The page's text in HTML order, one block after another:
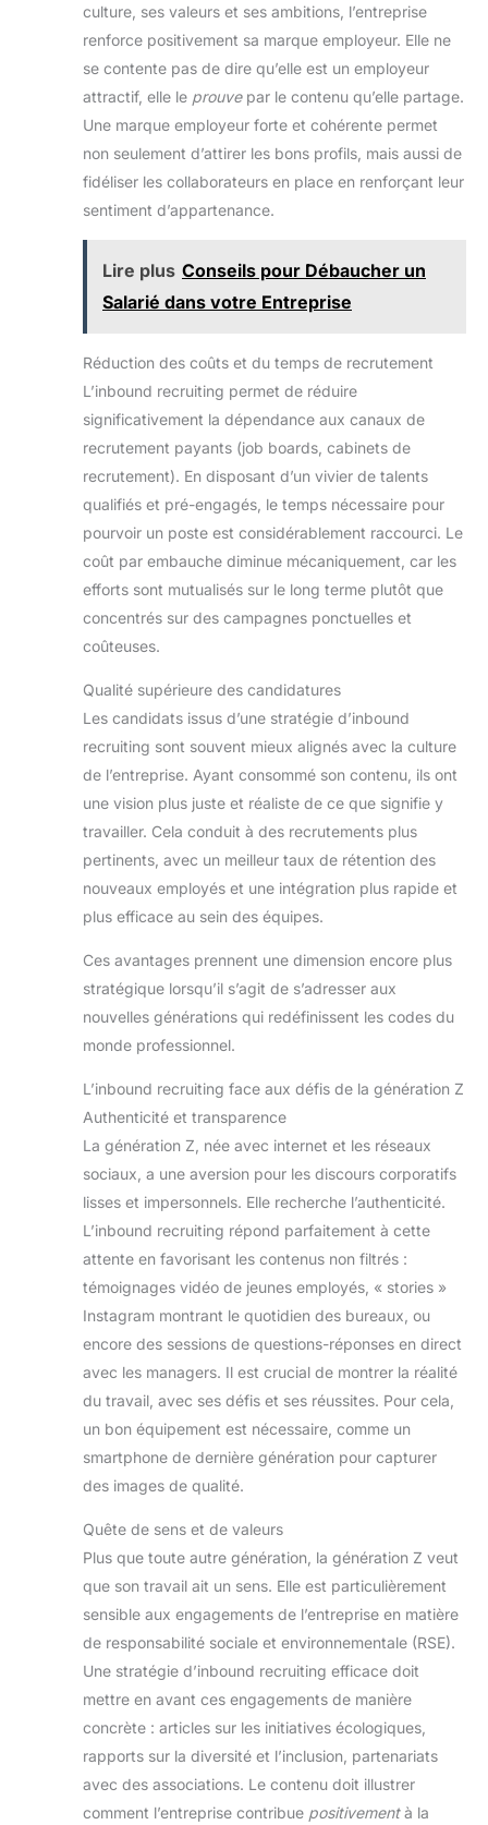
culture, ses valeurs et ses ambitions, l’entreprise
renforce positivement sa marque employeur. Elle ne
se contente pas de dire qu’elle est un employeur
attractif, elle le prouvepar le contenu qu’elle partage.
Une marque employeur forte et cohérente permet
non seulement d’attirer les bons profils, mais aussi de
fidéliser les collaborateurs en place en renforçant leur
sentiment d’appartenance.
Lire plus Conseils pour Débaucher un
Salarié dans votre Entreprise
Réduction des coûts et du temps de recrutement
L’inbound recruiting permet de réduire
significativement la dépendance aux canaux de
recrutement payants (job boards, cabinets de
recrutement). En disposant d’un vivier de talents
qualifiés et pré-engagés, le temps nécessaire pour
pourvoir un poste est considérablement raccourci. Le
coût par embauche diminue mécaniquement, car les
efforts sont mutualisés sur le long terme plutôt que
concentrés sur des campagnes ponctuelles et
coûteuses.
Qualité supérieure des candidatures
Les candidats issus d’une stratégie d’inbound
recruiting sont souvent mieux alignés avec la culture
de l’entreprise. Ayant consommé son contenu, ils ont
une vision plus juste et réaliste de ce que signifie y
travailler. Cela conduit à des recrutements plus
pertinents, avec un meilleur taux de rétention des
nouveaux employés et une intégration plus rapide et
plus efficace au sein des équipes.
Ces avantages prennent une dimension encore plus
stratégique lorsqu’il s’agit de s’adresser aux
nouvelles générations qui redéfinissent les codes du
monde professionnel.
L’inbound recruiting face aux défis de la génération Z
Authenticité et transparence
La génération Z, née avec internet et les réseaux
sociaux, a une aversion pour les discours corporatifs
lisses et impersonnels. Elle recherche l’authenticité.
L’inbound recruiting répond parfaitement à cette
attente en favorisant les contenus non filtrés :
témoignages vidéo de jeunes employés, « stories »
Instagram montrant le quotidien des bureaux, ou
encore des sessions de questions-réponses en direct
avec les managers. Il est crucial de montrer la réalité
du travail, avec ses défis et ses réussites. Pour cela,
un bon équipement est nécessaire, comme un
smartphone de dernière génération pour capturer
des images de qualité.
Quête de sens et de valeurs
Plus que toute autre génération, la génération Z veut
que son travail ait un sens. Elle est particulièrement
sensible aux engagements de l’entreprise en matière
de responsabilité sociale et environnementale (RSE).
Une stratégie d’inbound recruiting efficace doit
mettre en avant ces engagements de manière
concrète : articles sur les initiatives écologiques,
rapports sur la diversité et l’inclusion, partenariats
avec des associations. Le contenu doit illustrer
comment l’entreprise contribue positivementà la